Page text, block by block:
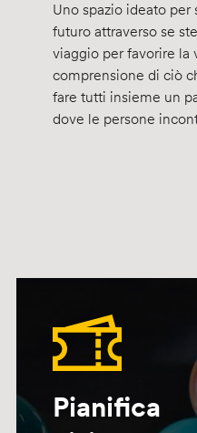
Uno spazio ideato
futuro attraverso se
viaggio per favorire la
comprensione di ciò
fare tutti insieme un
dove le persone
Pianifica